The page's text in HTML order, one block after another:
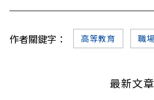
作者關鍵字： 高等教育 職
最新文章